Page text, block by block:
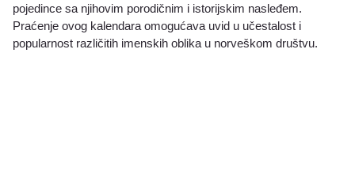
pojedince sa njihovim porodičnim i istorijskim nasleđem.
Praćenje ovog kalendara omogućava uvid u učestalost i
popularnost različitih imenskih oblika u norveškom društvu.